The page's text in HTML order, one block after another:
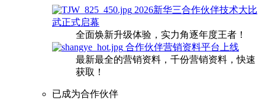
2026新华三合作伙伴技术大比
武正式启幕
全面焕新升级体验，实力角逐年度王者！
合作伙伴营销资料平台上线
最新最全的营销资料，千份营销资料，快速
获取！
已成为合作伙伴